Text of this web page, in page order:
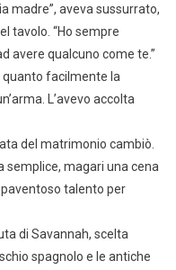
madre”, aveva sussurrato,
tavolo. “Ho sempre
avere qualcuno come te.”
quanto facilmente la
L’avevo accolta
del matrimonio cambiò.
semplice, magari una cena
talento per
di Savannah, scelta
spagnolo e le antiche